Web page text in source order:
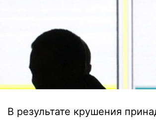
В результате крушения